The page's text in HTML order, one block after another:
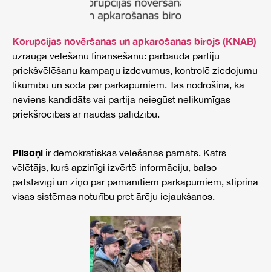
Korupcijas novēršanas un apkarošanas birojs (KNAB)
uzrauga vēlēšanu finansēšanu: pārbauda partiju
priekšvēlēšanu kampaņu izdevumus, kontrolē ziedojumu
likumību un soda par pārkāpumiem. Tas nodrošina, ka
neviens kandidāts vai partija neiegūst nelikumīgas
priekšrocības ar naudas palīdzību.
Pilsoņi ir demokrātiskas vēlēšanas pamats. Katrs
vēlētājs, kurš apzinīgi izvērtē informāciju, balso
patstāvīgi un ziņo par pamanītiem pārkāpumiem, stiprina
visas sistēmas noturību pret ārēju iejaukšanos.